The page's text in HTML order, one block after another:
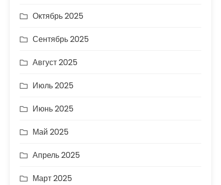
Октябрь 2025
Сентябрь 2025
Август 2025
Июль 2025
Июнь 2025
Май 2025
Апрель 2025
Март 2025